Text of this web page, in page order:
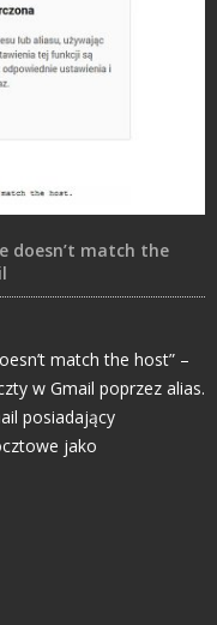
doesn’t match the
match the host” –
w Gmail poprzez alias.
posiadający
jako